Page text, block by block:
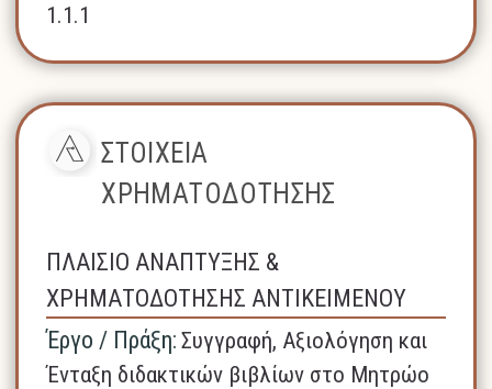
1.1.1
ΣΤΟΙΧΕΙΑ
ΧΡΗΜΑΤΟΔΟΤΗΣΗΣ
ΠΛΑΙΣΙΟ ΑΝΑΠΤΥΞΗΣ &
ΧΡΗΜΑΤΟΔΟΤΗΣΗΣ ΑΝΤΙΚΕΙΜΕΝΟΥ
Έργο / Πράξη: Συγγραφή, Αξιολόγηση και
Ένταξη διδακτικών βιβλίων στο Μητρώο